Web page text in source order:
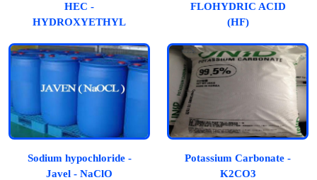
HEC -
HYDROXYETHYL
FLOHYDRIC ACID
(HF)
Sodium hypochloride -
Javel - NaClO
Potassium Carbonate -
K2CO3